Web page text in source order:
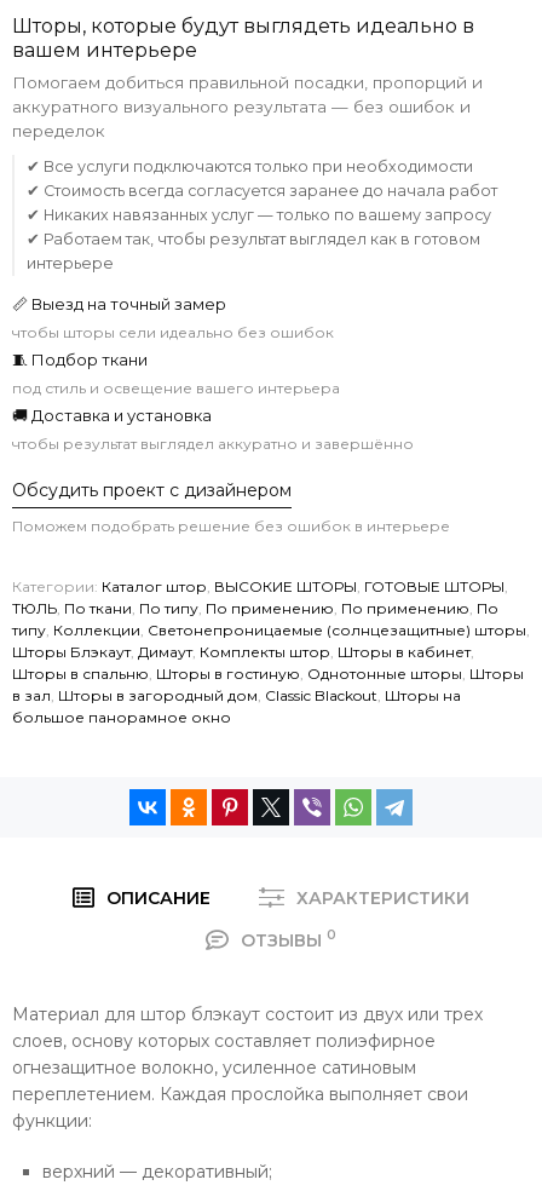
Шторы, которые будут выглядеть идеально в
вашем интерьере
Помогаем добиться правильной посадки, пропорций и
аккуратного визуального результата — без ошибок и
переделок
✔ Все услуги подключаются только при необходимости
✔ Стоимость всегда согласуется заранее до начала работ
✔ Никаких навязанных услуг — только по вашему запросу
✔ Работаем так, чтобы результат выглядел как в готовом
интерьере
📏 Выезд на точный замер
чтобы шторы сели идеально без ошибок
🧵 Подбор ткани
под стиль и освещение вашего интерьера
🚚 Доставка и установка
чтобы результат выглядел аккуратно и завершённо
Обсудить проект с дизайнером
Поможем подобрать решение без ошибок в интерьере
Категории: Каталог штор ВЫСОКИЕ ШТОРЫ ГОТОВЫЕ ШТОРЫ
ТЮЛЬ По ткани По типу По применению По применению По
типу Коллекции Светонепроницаемые (солнцезащитные) шторы
Шторы Блэкаут, Димаут, Комплекты штор Шторы в кабинет,
Шторы в спальню Шторы в гостиную Однотонные шторы Шторы
в зал Шторы в загородный дом Classic Blackout Шторы на
большое панорамное окно
ОПИСАНИЕ
ХАРАКТЕРИСТИКИ
ОТЗЫВЫ 0
Материал для штор блэкаут состоит из двух или трех
слоев, основу которых составляет полиэфирное
огнезащитное волокно, усиленное сатиновым
переплетением. Каждая прослойка выполняет свои
функции:
верхний — декоративный;